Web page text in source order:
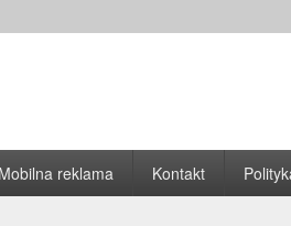
Mobilna reklama Kontakt